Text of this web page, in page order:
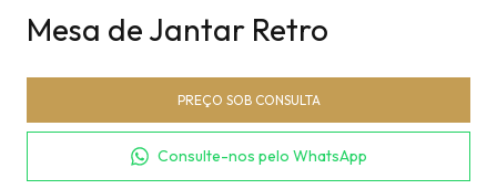
Mesa de Jantar Retro
Consulte-nos pelo WhatsApp